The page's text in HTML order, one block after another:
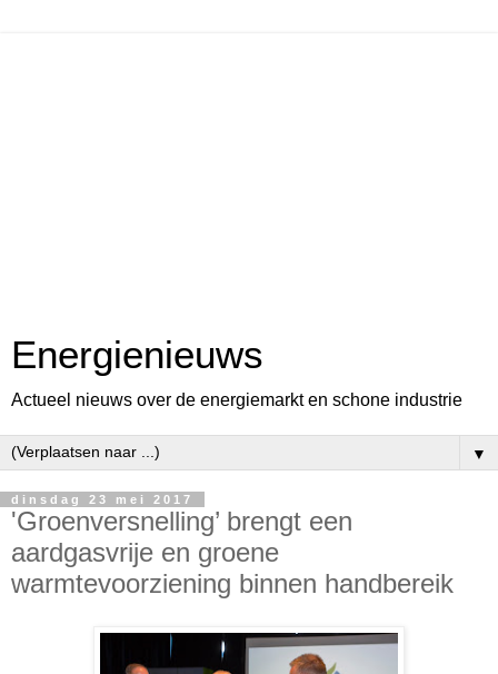
Energienieuws
Actueel nieuws over de energiemarkt en schone industrie
▼
dinsdag 23 mei 2017
'Groenversnelling’ brengt een
aardgasvrije en groene
warmtevoorziening binnen handbereik